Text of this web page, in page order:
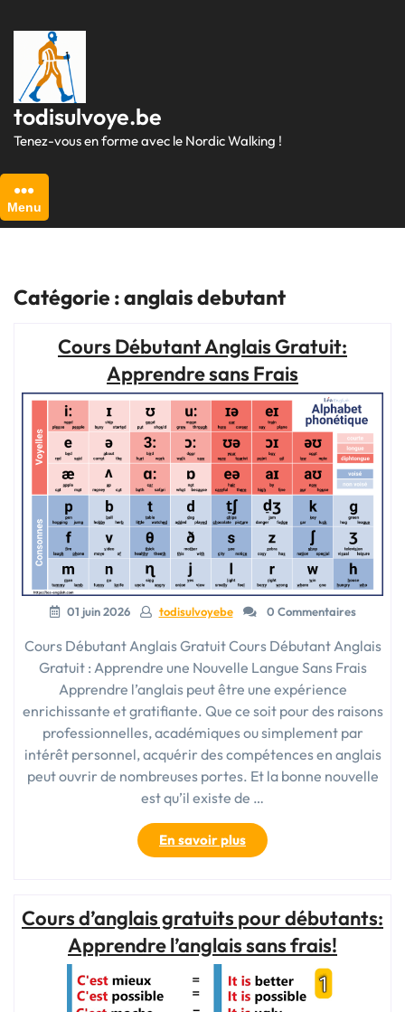
au
contenu
todisulvoye.be
Tenez-vous en forme avec le Nordic Walking !
Menu
Catégorie :anglais debutant
Cours Débutant Anglais Gratuit:
Apprendre sans Frais
01 juin 2026 todisulvoyebe 0 Commentaires
Cours Débutant Anglais Gratuit Cours Débutant Anglais
Gratuit : Apprendre une Nouvelle Langue Sans Frais
Apprendre l’anglais peut être une expérience
enrichissante et gratifiante. Que ce soit pour des raisons
professionnelles, académiques ou simplement par
intérêt personnel, acquérir des compétences en anglais
peut ouvrir de nombreuses portes. Et la bonne nouvelle
est qu’il existe de …
En savoir plus« Cours
Débutant
Apprendre
sans
Frais »
Cours d’anglais gratuits pour débutants:
Apprendre l’anglais sans frais!